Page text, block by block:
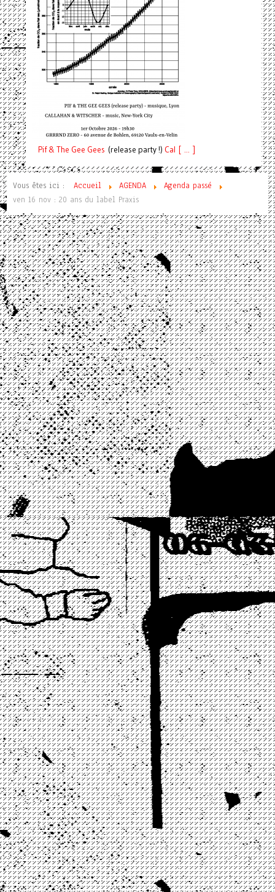
Pif& The Gee Gees (release party !) Cal [ ... ]
Vous êtes ici : Accueil AGENDA
Agenda passé
ven 16 nov : 20 ans du label Praxis